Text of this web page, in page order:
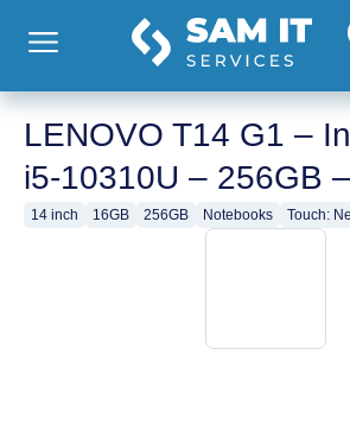
LENOVO T14 G1 –
i5-10310U – 256GB
14 inch 16GB 256GB Notebooks Touch: